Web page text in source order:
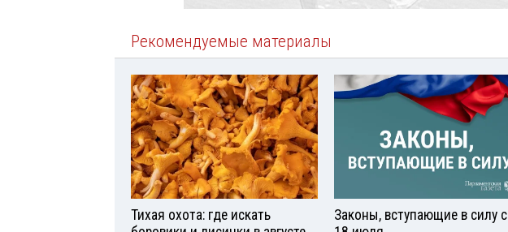
Рекомендуемые материалы
Тихая охота: где искать
Законы, вступающие в силу с